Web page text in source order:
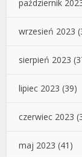
październik
wrzesień 2023
sierpień 2023
lipiec 2023 (39)
czerwiec 2023
maj 2023 (41)